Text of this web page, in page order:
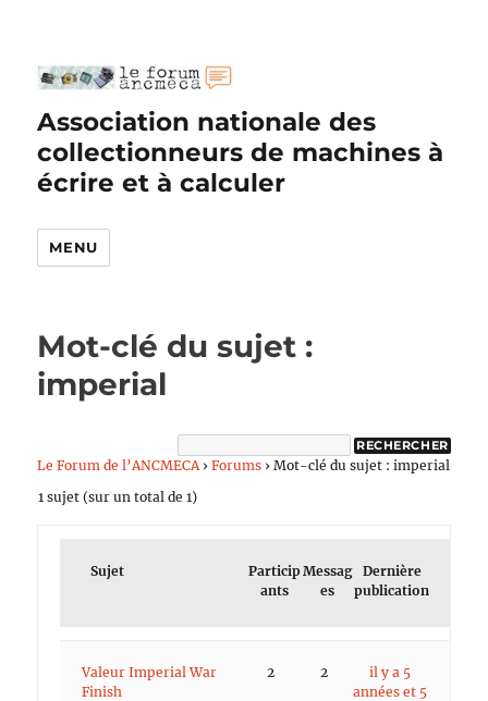
Association nationale des
collectionneurs de machines à
écrire et à calculer
MENU
Mot-clé du sujet :
imperial
Le Forum de l’ANCMECA › Forums › Mot-clé du sujet : imperial
1 sujet (sur un total de 1)
Sujet
Particip
ants
Messag
es
Dernière
publication
Valeur Imperial War
Finish
2 2
il y a 5
années et 5